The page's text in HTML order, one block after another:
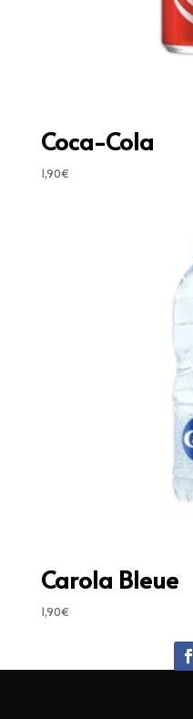
Coca-Cola
1,90€
Carola Bleue
1,90€